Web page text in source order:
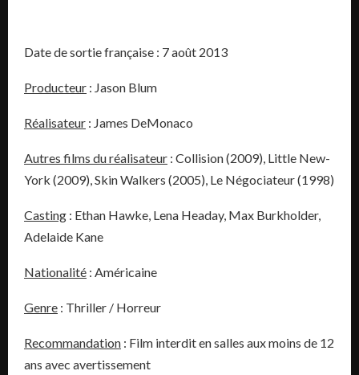
Date de sortie française : 7 août 2013
Producteur : Jason Blum
Réalisateur : James DeMonaco
Autres films du réalisateur : Collision (2009), Little New-
York (2009), Skin Walkers (2005), Le Négociateur (1998)
Casting : Ethan Hawke, Lena Headay, Max Burkholder,
Adelaide Kane
Nationalité : Américaine
Genre : Thriller / Horreur
Recommandation : Film interdit en salles aux moins de 12
ans avec avertissement